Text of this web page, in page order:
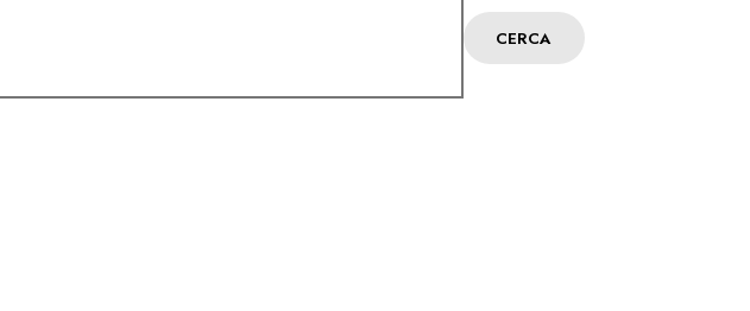
CERCA